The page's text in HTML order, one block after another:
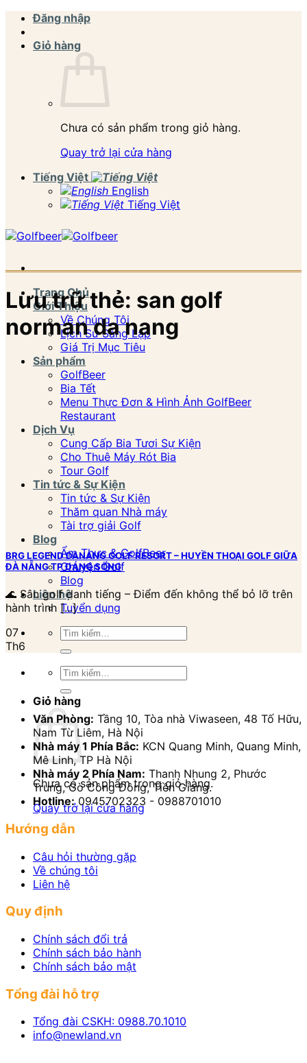
qua
Đăng nhập
Giỏ hàng
Chưa có sản phẩm trong giỏ hàng.
Quay trở lại cửa hàng
Tiếng Việt
English
Tiếng Việt
Trang Chủ
Giới Thiệu
Về Chúng Tôi
Lịch Sử Sáng Lập
Giá Trị Mục Tiêu
Sản phẩm
GolfBeer
Bia Tết
Menu Thực Đơn & Hình Ảnh GolfBeer
Restaurant
Dịch Vụ
Cung Cấp Bia Tươi Sự Kiện
Cho Thuê Máy Rót Bia
Tour Golf
Tin tức & Sự Kiện
Tin tức & Sự Kiện
Thăm quan Nhà máy
Tài trợ giải Golf
Blog
Ẩm Thực & GolfBeer
Chuyện Golf
Blog
Liên hệ
Tuyển dụng
Tìm
Tìm
Giỏ hàng
Chưa có sản phẩm trong giỏ hàng.
Quay trở lại cửa hàng
Lưu trữ thẻ: san golf
norman da nang
BRG LEGEND DANANG GOLF RESORT – HUYỀN THOẠI GOLF GIỮA
ĐÀ NẴNG TP ĐÁNG SỐNG
🌊 Sân golf danh tiếng – Điểm đến không thể bỏ lỡ trên
hành trình [...]
07
Th6
Văn Phòng: Tầng 10, Tòa nhà Viwaseen, 48 Tố Hữu,
Nam Từ Liêm, Hà Nội
Nhà máy 1 Phía Bắc: KCN Quang Minh, Quang Minh,
Mê Linh, TP Hà Nội
Nhà máy 2 Phía Nam: Thanh Nhung 2, Phước
Trung, Gò Công Đông, Tiền Giang.
Hotline:0945702323 - 0988701010
Hướng dẫn
Câu hỏi thường gặp
Về chúng tôi
Liên hệ
Quy định
Chính sách đổi trả
Chính sách bảo hành
Chính sách bảo mật
Tổng đài hỗ trợ
Tổng đài CSKH: 0988.70.1010
info@newland.vn